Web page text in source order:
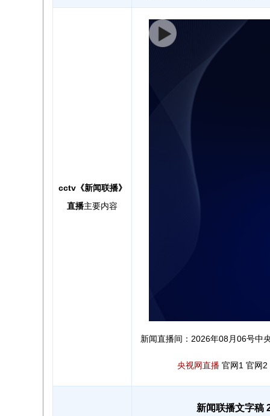
cctv《新闻联播》
直播主要内容
新闻直播间：2026年08月06号中
央视网直播 官网1 官网2
新闻联播文字稿